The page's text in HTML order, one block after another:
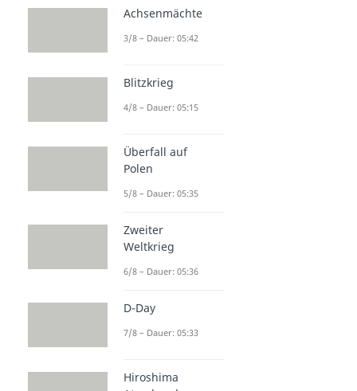
Achsenmächte
3/8 – Dauer: 05:42
Blitzkrieg
4/8 – Dauer: 05:15
Überfall auf
Polen
5/8 – Dauer: 05:35
Zweiter
Weltkrieg
6/8 – Dauer: 05:36
D-Day
7/8 – Dauer: 05:33
Hiroshima